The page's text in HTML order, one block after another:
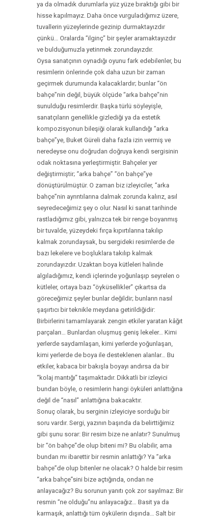
ya da olmadık durumlarla yüz yüze bıraktığı gibi bir
hisse kapılmayız. Daha önce vurguladığımız üzere,
tuvallerin yüzeylerinde gezinip durmaktayızdır
çünkü… Oralarda “ilginç” bir şeyler aramaktayızdır
ve bulduğumuzla yetinmek zorundayızdır.
Oysa sanatçının oynadığı oyunu fark edebilenler, bu
resimlerin önlerinde çok daha uzun bir zaman
geçirmek durumunda kalacaklardır; bunlar “ön
bahçe”nin değil, büyük ölçüde “arka bahçe”nin
sunulduğu resimlerdir. Başka türlü söyleyişle,
sanatçıların genellikle gizlediği ya da estetik
kompozisyonun bileşiği olarak kullandığı “arka
bahçe”ye, Buket Güreli daha fazla izin vermiş ve
neredeyse onu doğrudan doğruya kendi sergisinin
odak noktasına yerleştirmiştir. Bahçeler yer
değiştirmiştir; “arka bahçe” “ön bahçe”ye
dönüştürülmüştür. O zaman biz izleyiciler, “arka
bahçe”nin ayrıntılarına dalmak zorunda kalırız, asıl
seyredeceğimiz şey o olur. Nasıl ki sanat tarihinde
rastladığımız gibi, yalnızca tek bir renge boyanmış
bir tuvalde, yüzeydeki fırça kıpırtılarına takılıp
kalmak zorundaysak, bu sergideki resimlerde de
bazı lekelere ve boşluklara takılıp kalmak
zorundayızdır. Uzaktan boya kütleleri halinde
algıladığımız, kendi içlerinde yoğunlaşıp seyrelen o
kütleler, ortaya bazı “öyküsellikler” çıkartsa da
göreceğimiz şeyler bunlar değildir; bunların nasıl
şaşırtıcı bir teknikle meydana getirildiğidir:
Birbirlerini tamamlayarak zengin etkiler yaratan kâğıt
parçaları… Bunlardan oluşmuş geniş lekeler… Kimi
yerlerde saydamlaşan, kimi yerlerde yoğunlaşan,
kimi yerlerde de boya ile desteklenen alanlar… Bu
etkiler, kabaca bir bakışla boyayı andırsa da bir
“kolaj mantığı” taşımaktadır. Dikkatli bir izleyici
bundan böyle, o resimlerin hangi öyküleri anlattığına
değil de “nasıl” anlattığına bakacaktır.
Sonuç olarak, bu serginin izleyiciye sorduğu bir
soru vardır. Sergi, yazının başında da belirttiğimiz
gibi şunu sorar: Bir resim bize ne anlatır? Sunulmuş
bir “ön bahçe”de olup biteni mi? Bu olabilir, ama
bundan mı ibarettir bir resmin anlattığı? Ya “arka
bahçe”de olup bitenler ne olacak? O halde bir resim
“arka bahçe”sini bize açtığında, ondan ne
anlayacağız? Bu sorunun yanıtı çok zor sayılmaz: Bir
resmin “ne olduğu”nu anlayacağız… Basit ya da
karmaşık, anlattığı tüm öykülerin dışında… Salt bir